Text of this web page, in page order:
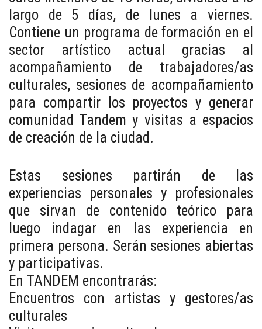
largo de 5 días, de lunes a viernes.
Contiene un programa de formación en el
sector artístico actual gracias al
acompañamiento de trabajadores/as
culturales, sesiones de acompañamiento
para compartir los proyectos y generar
comunidad Tandem y visitas a espacios
de creación de la ciudad.
Estas sesiones partirán de las
experiencias personales y profesionales
que sirvan de contenido teórico para
luego indagar en las experiencia en
primera persona. Serán sesiones abiertas
y participativas.
En TANDEM encontrarás:
Encuentros con artistas y gestores/as
culturales